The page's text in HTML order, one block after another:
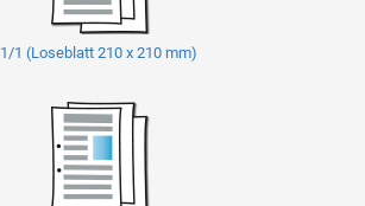
1/1 (Loseblatt 210 x 210 mm)